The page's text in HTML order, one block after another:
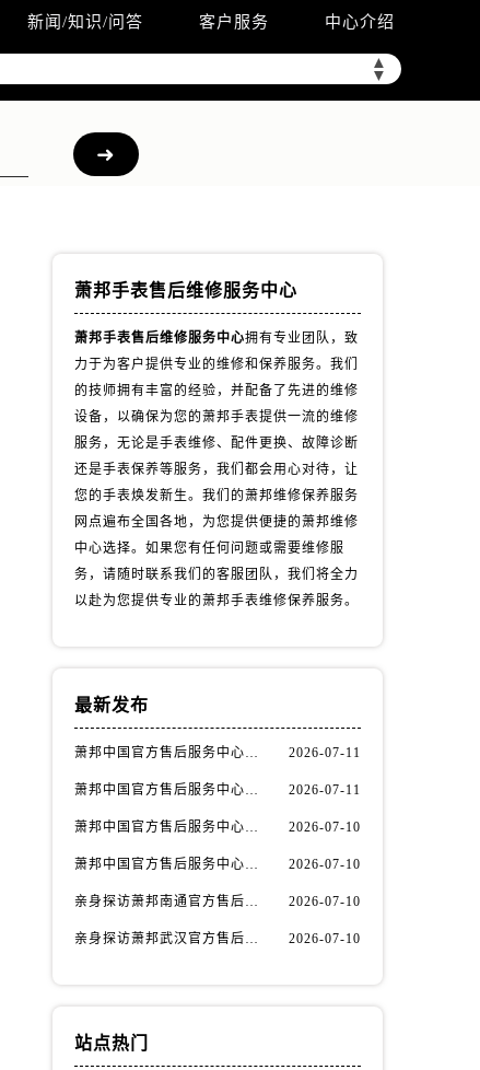
新闻/知识/问答 客户服务 中心介绍
▲
▼
萧邦手表售后维修服务中心
萧邦手表售后维修服务中心拥有专业团队，致
力于为客户提供专业的维修和保养服务。我们
的技师拥有丰富的经验，并配备了先进的维修
设备，以确保为您的萧邦手表提供一流的维修
服务，无论是手表维修、配件更换、故障诊断
还是手表保养等服务，我们都会用心对待，让
您的手表焕发新生。我们的萧邦维修保养服务
网点遍布全国各地，为您提供便捷的萧邦维修
中心选择。如果您有任何问题或需要维修服
务，请随时联系我们的客服团队，我们将全力
以赴为您提供专业的萧邦手表维修保养服务。
最新发布
萧邦中国官方售后服务中心｜网点地址与客服电话权威信息通知（2026年7月最新） 2026-07-11
萧邦中国官方售后服务中心｜全新电话和网点地址权威信息通知（2026年7月最新） 2026-07-11
萧邦中国官方售后服务中心｜热线电话与门店地址权威信息通知（2026年7月最新） 2026-07-10
萧邦中国官方售后服务中心｜全新维修地址与售后热线权威信息通告（2026年7月最新） 2026-07-10
亲身探访萧邦南通官方售后服务中心｜服务热线与门店详细地址（2026年7月最新） 2026-07-10
亲身探访萧邦武汉官方售后服务中心｜服务热线与门店详细地址（2026年7月最新） 2026-07-10
站点热门